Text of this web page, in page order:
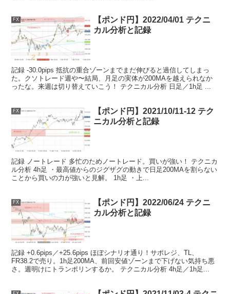
FX
【ポンド円】2022/04/01 テクニ
カル分析と記録
記録 -30.0pips 抵抗の重合ゾーンまでまだ伸びると過信してしまっ
た。クソトレード週や〜結局、月足の実体が200MAを越えられなか
ったな。来週は切り替えていこう！ テクニカル分析 日足／1h足 ...
FX
【ポンド円】2021/10/11-12 テク
ニカル分析と記録
記録 ノートレード 多忙のためノートレード。買いが強い！ テクニカ
ル分析 4h足 ・最高値からのジグザグの動きで日足200MAを割らない
ことから買いの力が強いと見解。 1h足 ・上...
FX
【ポンド円】2022/06/24 テクニ
カル分析と記録
記録 +0.6pips／+25.6pips ほぼシナリオ通り！サポレジ、TL、
FR38.2で売り。1h足200MA、前回安値ゾーンまで下げない気持ち悪
さ。週明けにトランポリンするか。 テクニカル分析 4h足／1h足...